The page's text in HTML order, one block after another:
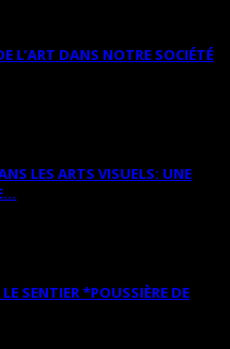
L’ART DANS NOTRE SOCIÉTÉ
LES ARTS VISUELS: UNE
SENTIER *POUSSIÈRE DE